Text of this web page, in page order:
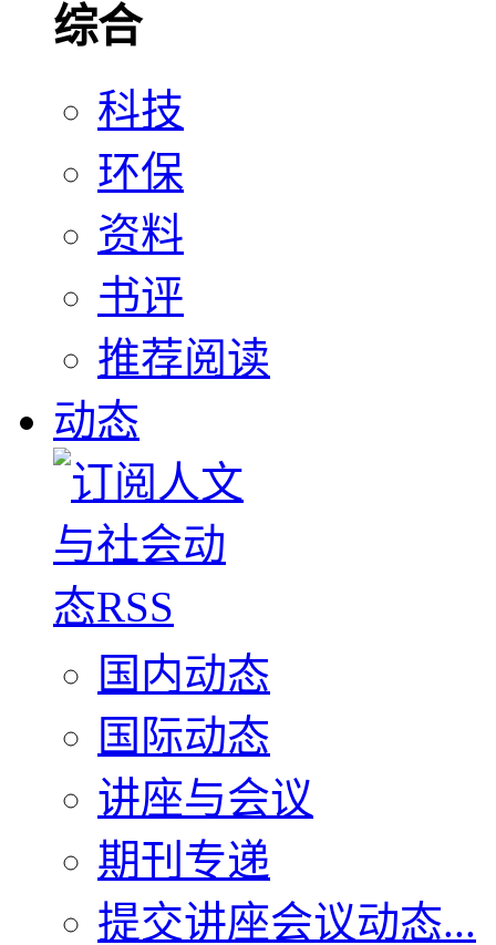
综合
科技
环保
资料
书评
推荐阅读
动态
国内动态
国际动态
讲座与会议
期刊专递
提交讲座会议动态...